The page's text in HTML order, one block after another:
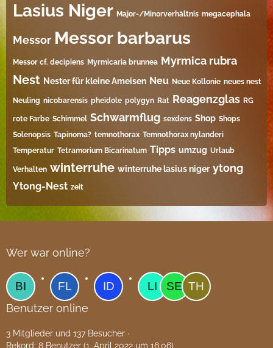
Lasius Niger Major-/Minorverhältnis megacephala
Messor Messor barbarus
Messor cf. decipiens Myrmicaria brunnea Myrmica rubra
Nest Nester für kleine Ameisen Neu Neue Kollonie neues nest
Neuling nicobarensis pheidole polygyn Rat Reagenzglas RG
rote Farbe Schimmel Schwarmflug sexdens Shop Shops
Solenopsis Tapinoma? temnothorax Temnothorax nylanderi
Temperatur Tetramorium Bicarinatum​ Tipps umzug Urlaub
Verhalten winterruhe winterruhe lasius niger ytong
Ytong-Nest zeit
Wer war online?
Benutzer online
3 Mitglieder und 137 Besucher
Rekord: 8 Benutzer (1. April 2022 um 16:06)